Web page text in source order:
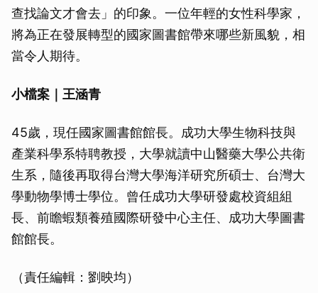
查找論文才會去」的印象。一位年輕的女性科學家，
將為正在發展轉型的國家圖書館帶來哪些新風貌，相
當令人期待。
小檔案｜王涵青
45歲，現任國家圖書館館長。成功大學生物科技與
產業科學系特聘教授，大學就讀中山醫藥大學公共衛
生系，隨後再取得台灣大學海洋研究所碩士、台灣大
學動物學博士學位。曾任成功大學研發處校資組組
長、前瞻蝦類養殖國際研發中心主任、成功大學圖書
館館長。
（責任編輯：劉映均）